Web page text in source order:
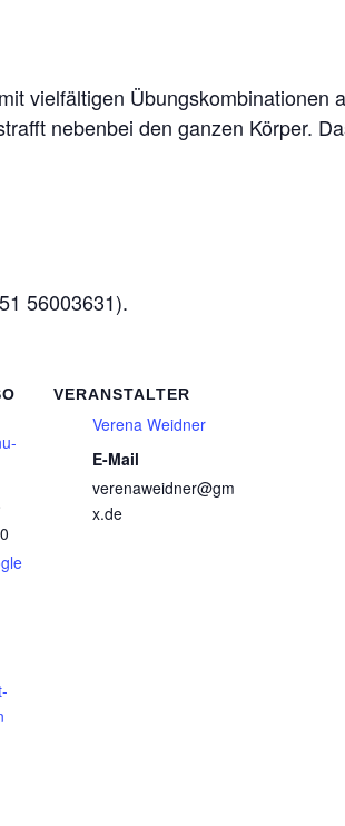
vielfältigen Übungskombinationen
nebenbei den ganzen Körper.
56003631).
VERANSTALTER
Verena Weidner
E-Mail
verenaweidner@gm
x.de